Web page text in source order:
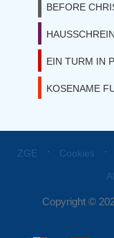
BEFORE
EIN TURM IN
KOSENAME
ZGE ⋅ Cookies ⋅
Copyright ©